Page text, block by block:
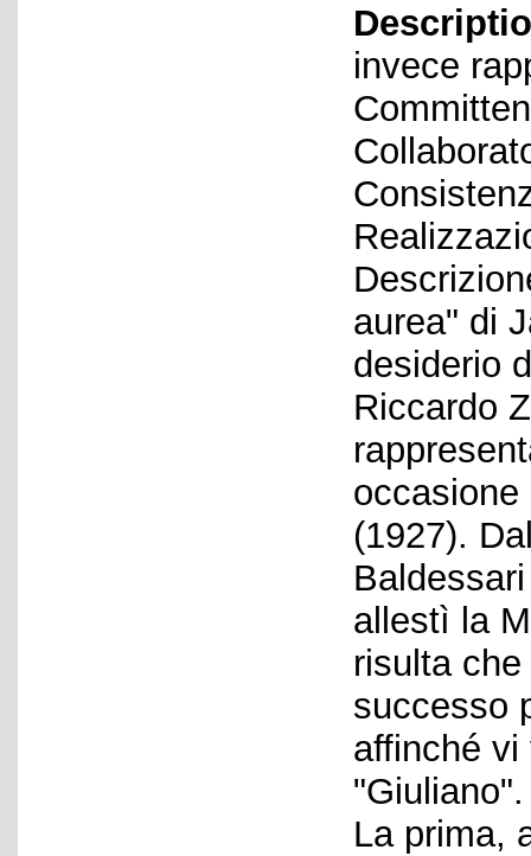
invece
aurea" di
desiderio
Riccardo
occasione
(1927).
allestì la
risulta
successo
affinché
"Giuliano".
La prima,